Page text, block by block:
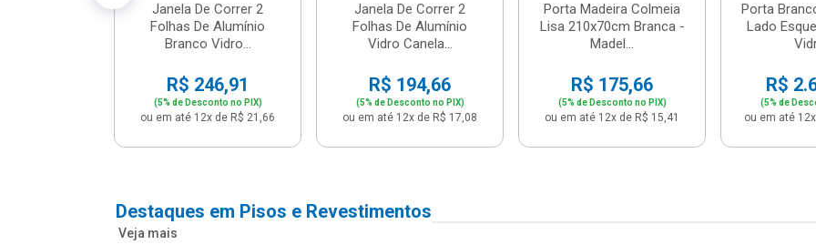
Janela De Correr 2
Folhas De Alumínio
Branco Vidro...
R$ 246,91
(5% de Desconto no PIX)
ou em até 12x de R$ 21,66
Janela De Correr 2
Folhas De Alumínio
Vidro Canela...
R$ 194,66
(5% de Desconto no PIX)
ou em até 12x de R$ 17,08
Porta Madeira Colmeia
Lisa 210x70cm Branca -
Madel...
R$ 175,66
(5% de Desconto no PIX)
ou em até 12x de R$ 15,41
Porta
Lado
R$
(5% de
ou em até
Destaques em Pisos e Revestimentos
Veja mais